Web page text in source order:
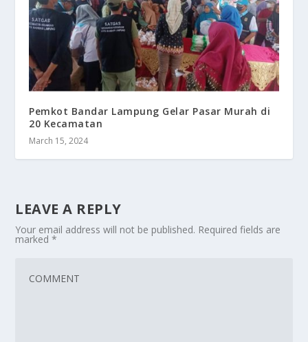
Pemkot Bandar Lampung Gelar Pasar Murah di
20 Kecamatan
March 15, 2024
LEAVE A REPLY
Your email address will not be published. Required fields are
marked*